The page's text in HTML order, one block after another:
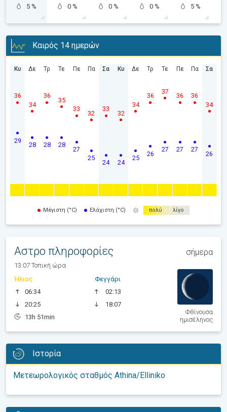
5 %
0 %
0 %
0 %
5 %
Καιρός 14 ημερών
Κυ
29
36
Δε
28
34
Τρ
28
36
Τε
28
35
Πε
27
33
Πα
25
32
Σα
24
33
Κυ
24
32
Δε
25
34
Τρ
26
36
Τε
27
37
Πε
27
36
Πα
27
36
Σα
26
34
Μέγιστη (°C) Ελάχιστη (°C) πολύ λίγο
Αστρο πληροφορίες σήμερα
13:07 Τοπική ώρα
Ήλιος
06:34
20:25
13h 51min
Φεγγάρι
02:13
18:07
Φθίνουσα
ημισέληνος
Ιστορία
Μετεωρολογικός σταθμός Athina/Elliniko